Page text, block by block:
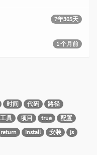
7年305天
1 个月前
时间 代码
路径
工具 项目 true
配置
return install 安装
js